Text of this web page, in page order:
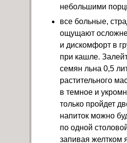
небольшими
все больные,
ощущают
и дискомфорт в
при кашле.
семян льна 0,5
растительного
в темное и
только пройдет
напиток можно
по одной
запивая желтком